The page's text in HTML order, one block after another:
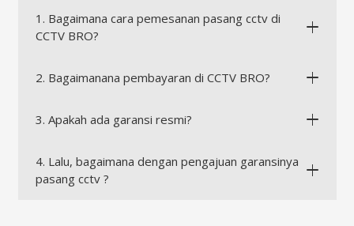
1. Bagaimana cara pemesanan pasang cctv di
CCTV BRO?
2. Bagaimanana pembayaran di CCTV BRO?
3. Apakah ada garansi resmi?
4. Lalu, bagaimana dengan pengajuan garansinya
pasang cctv ?